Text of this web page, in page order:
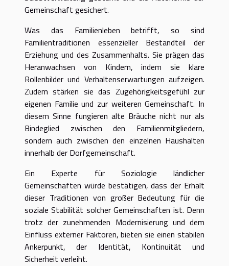
Gemeinschaft gesichert.
Was das Familienleben betrifft, so sind
Familientraditionen essenzieller Bestandteil der
Erziehung und des Zusammenhalts. Sie prägen das
Heranwachsen von Kindern, indem sie klare
Rollenbilder und Verhaltenserwartungen aufzeigen.
Zudem stärken sie das Zugehörigkeitsgefühl zur
eigenen Familie und zur weiteren Gemeinschaft. In
diesem Sinne fungieren alte Bräuche nicht nur als
Bindeglied zwischen den Familienmitgliedern,
sondern auch zwischen den einzelnen Haushalten
innerhalb der Dorfgemeinschaft.
Ein Experte für Soziologie ländlicher
Gemeinschaften würde bestätigen, dass der Erhalt
dieser Traditionen von großer Bedeutung für die
soziale Stabilität solcher Gemeinschaften ist. Denn
trotz der zunehmenden Modernisierung und dem
Einfluss externer Faktoren, bieten sie einen stabilen
Ankerpunkt, der Identität, Kontinuität und
Sicherheit verleiht.